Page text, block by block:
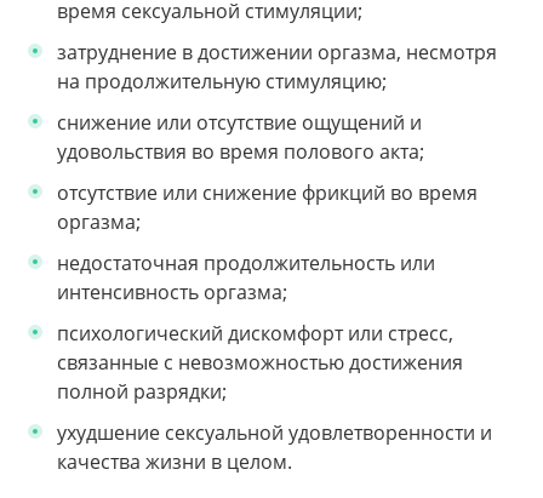
время сексуальной стимуляции;
затруднение в достижении оргазма, несмотря
на продолжительную стимуляцию;
снижение или отсутствие ощущений и
удовольствия во время полового акта;
отсутствие или снижение фрикций во время
оргазма;
недостаточная продолжительность или
интенсивность оргазма;
психологический дискомфорт или стресс,
связанные с невозможностью достижения
полной разрядки;
ухудшение сексуальной удовлетворенности и
качества жизни в целом.